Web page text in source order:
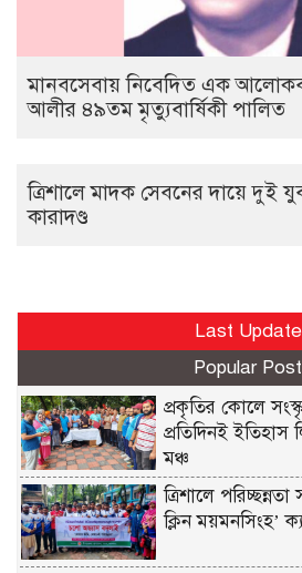
মানবসেবায় নিবেদিত এক
আলীর ৪৯তম মৃত্যুবার্ষিকী পালিত
ত্রিশালে মাদক সেবনের দায়ে দুই
কারাদণ্ড
Last Update
Popular Post
প্রকৃতির কোলে
প্রতিদিনই ইতিহাস
মঞ্চ
ত্রিশালে
ক্লিন ময়মনসিংহ’